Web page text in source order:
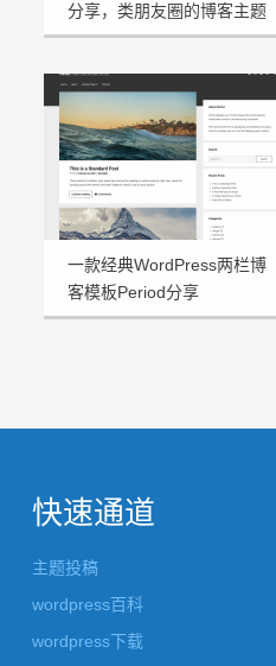
分享，类朋友圈的博客主题
一款经典WordPress两栏博
客模板Period分享
快速通道
主题投稿
wordpress百科
wordpress下载